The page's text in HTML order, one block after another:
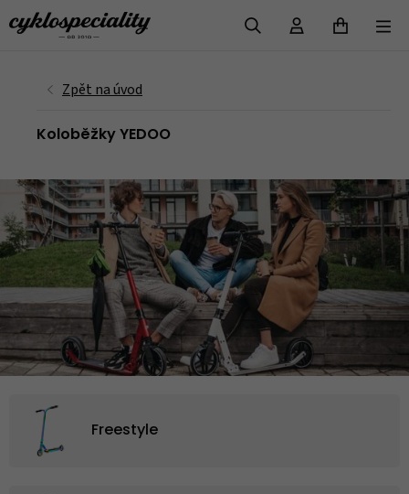
Koloběžky YEDOO
Freestyle